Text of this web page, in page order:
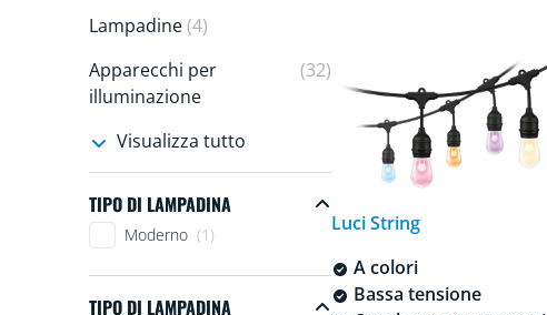
Lampadine(4)
Apparecchi per
illuminazione
(32)
Visualizza tutto
TIPO DI LAMPADINA
Tipo di lampadina
Moderno (1)
TIPO DI LAMPADINA
Luci String
A colori
Bassa tensione